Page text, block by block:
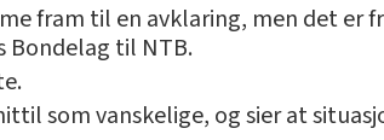
fram til en avklaring, men det er
Bondelag til NTB.
som vanskelige, og sier at